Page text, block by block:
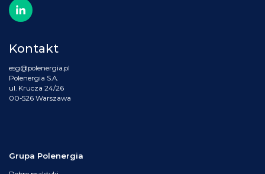
Kontakt
esg@polenergia.pl
Polenergia S.A.
ul. Krucza 24/26
00-526 Warszawa
Grupa Polenergia